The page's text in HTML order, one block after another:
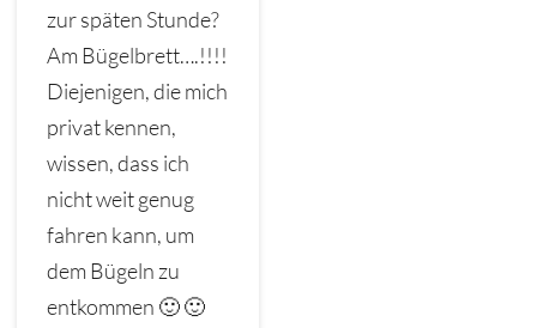
zur späten Stunde?
Am Bügelbrett….!!!!
Diejenigen, die mich
privat kennen,
wissen, dass ich
nicht weit genug
fahren kann, um
dem Bügeln zu
entkommen 🙂 🙂